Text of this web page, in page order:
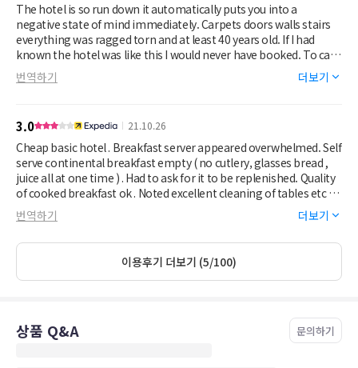
The hotel is so run down it automatically puts you into a
negative state of mind immediately. Carpets doors walls stairs
everything was ragged torn and at least 40 years old. If I had
known the hotel was like this I would never have booked. To cap
it off the lift was broken too… and the free breakfast wasn’t
available as the receptionist said “I have no idea what is
번역하기 더보기
3.0 21.10.26
Cheap basic hotel . Breakfast server appeared overwhelmed. Self
serve continental breakfast empty ( no cutlery, glasses bread ,
juice all at one time ) . Had to ask for it to be replenished. Quality
of cooked breakfast ok . Noted excellent cleaning of tables etc in
dining area .
번역하기 더보기
이용후기 더보기 (5/100)
상품 Q&A 문의하기